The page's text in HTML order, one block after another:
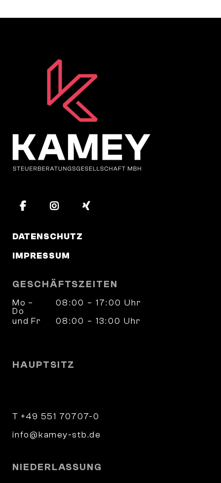
DATENSCHUTZ
IMPRESSUM
GESCHÄFTSZEITEN
Mo –
Do
08:00 – 17:00 Uhr
und Fr
08:00 – 13:00 Uhr
HAUPTSITZ
T +49 551 70707-0
info@kamey-stb.de
NIEDERLASSUNG